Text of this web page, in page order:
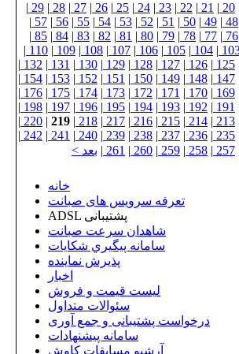
20
|
21
|
22
|
23
|
24
|
25
|
26
|
27
|
28
|
29
|
48
|
49
|
50
|
51
|
52
|
53
|
54
|
55
|
56
|
57
|
76
|
77
|
78
|
79
|
80
|
81
|
82
|
83
|
84
|
85
|
|
104
|
105
|
106
|
107
|
108
|
109
|
110
|
125
|
126
|
127
|
128
|
129
|
130
|
131
|
132
|
147
|
148
|
149
|
150
|
151
|
152
|
153
|
154
|
169
|
170
|
171
|
172
|
173
|
174
|
175
|
176
|
191
|
192
|
193
|
194
|
195
|
196
|
197
|
198
|
213
|
214
|
215
|
216
|
217
|
218
|
219
|
220
|
235
|
236
|
237
|
238
|
239
|
240
|
241
|
242
|
257
|
258
|
259
|
260
|
261
| بعد >
خانه
تعرفه سرویس های صبانت
ADSL پشتیبانی
شاهدان سرعت صبانت
سامانه پيگيري شكايات
پذيرش نماينده
اخبار
لیست قیمت و فروش
سئوالات متداول
درخواست پشتیبانی و جمع آوری
سامانه پیشنهادات
آرشیو مسابقات کاوش